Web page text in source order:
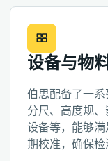
设备与物
伯思配备了一
分尺、高度规
设备等，能够
期校准，确保检